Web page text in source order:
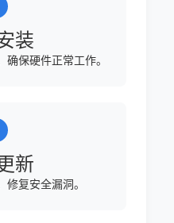
装
保硬件正常工作。
新
修复安全漏洞。